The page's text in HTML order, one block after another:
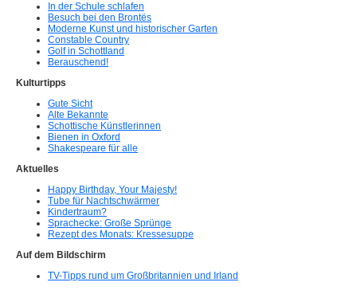
In der Schule schlafen
Besuch bei den Brontës
Moderne Kunst und historischer Garten
Constable Country
Golf in Schottland
Berauschend!
Kulturtipps
Gute Sicht
Alte Bekannte
Schottische Künstlerinnen
Bienen in Oxford
Shakespeare für alle
Aktuelles
Happy Birthday, Your Majesty!
Tube für Nachtschwärmer
Kindertraum?
Sprachecke: Große Sprünge
Rezept des Monats: Kressesuppe
Auf dem Bildschirm
TV-Tipps rund um Großbritannien und Irland